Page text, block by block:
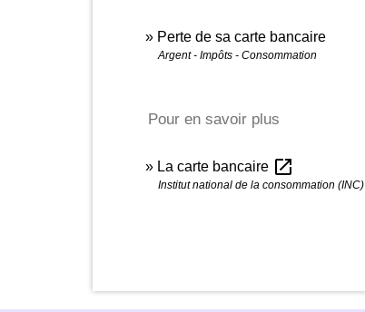
Perte de sa carte bancaire
Argent - Impôts - Consommation
Pour en savoir plus
La carte bancaire open_in_new
Institut national de la consommation (INC)